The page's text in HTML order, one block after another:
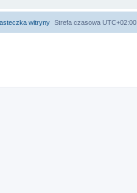
Strefa czasowa UTC+02:00
witryny